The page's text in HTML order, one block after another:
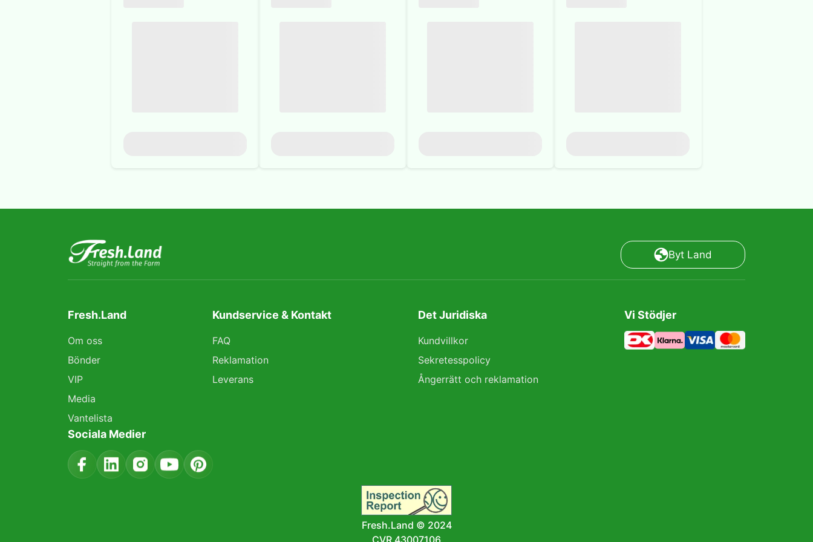
Byt Land
Fresh.Land
Om oss
Bönder
VIP
Media
Vantelista
Kundservice & Kontakt
FAQ
Reklamation
Leverans
Det Juridiska
Kundvillkor
Sekretesspolicy
Ångerrätt och reklamation
Vi Stödjer
Sociala Medier
Fresh.Land © 2024
CVR 43007106